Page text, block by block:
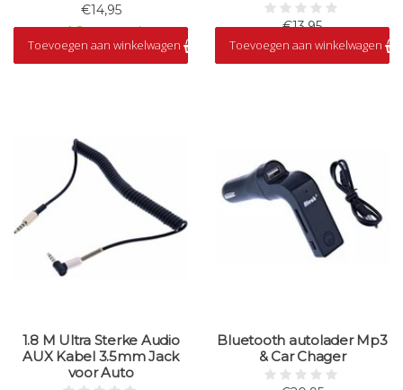
€14,95
Op voorraad
Toevoegen aan winkelwagen
€13,95
Op voorraad
Toevoegen aan winkelwagen
1.8 M Ultra Sterke Audio
AUX Kabel 3.5mm Jack
voor Auto
Bluetooth autolader Mp3
& Car Chager